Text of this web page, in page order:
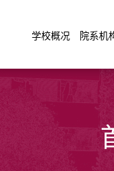
学校概况 院系机